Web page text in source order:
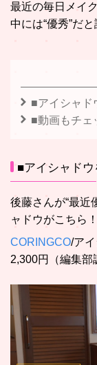
最近の毎日メイ
中には“優秀”だ
■アイシャド
■動画もチェ
■アイシャド
後藤さんが“最近
ャドウがこちら！
CORINGCO/ア
2,300円（編集部